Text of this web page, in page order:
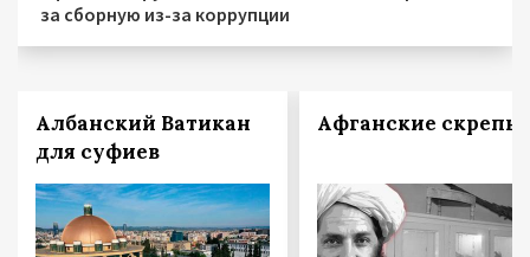
за сборную из-за коррупции
Албанский Ватикан
для суфиев
Афганские скрепы